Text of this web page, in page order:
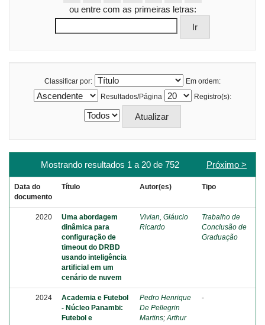
ou entre com as primeiras letras:
Classificar por:
Em ordem:
Resultados/Página
Registro(s):
Mostrando resultados 1 a 20 de 752 Próximo >
Data do
documento
Título Autor(es) Tipo
2020
Uma abordagem
dinâmica para
configuração de
timeout do DRBD
usando inteligência
artificial em um
cenário de nuvem
Vivian, Gláucio
Ricardo
Trabalho de
Conclusão de
Graduação
2024
Academia e Futebol
- Núcleo Panambi:
Futebol e
Pedro Henrique
De Pellegrin
Martins; Arthur
-